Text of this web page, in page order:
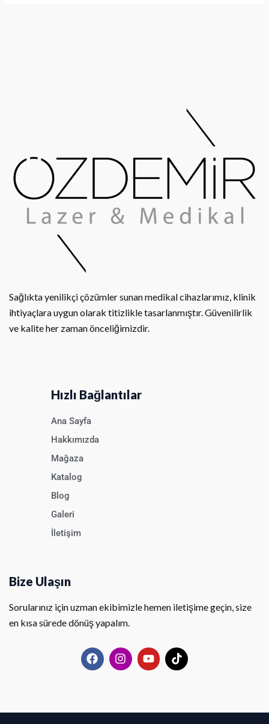
Sağlıkta yenilikçi çözümler sunan medikal cihazlarımız, klinik
ihtiyaçlara uygun olarak titizlikle tasarlanmıştır. Güvenilirlik
ve kalite her zaman önceliğimizdir.
Hızlı Bağlantılar
Ana Sayfa
Hakkımızda
Mağaza
Katalog
Blog
Galeri
İletişim
Bize Ulaşın
Sorularınız için uzman ekibimizle hemen iletişime geçin, size
en kısa sürede dönüş yapalım.
F
a
c
o
I
n
s
r
Y
o
u
e
T
i
k